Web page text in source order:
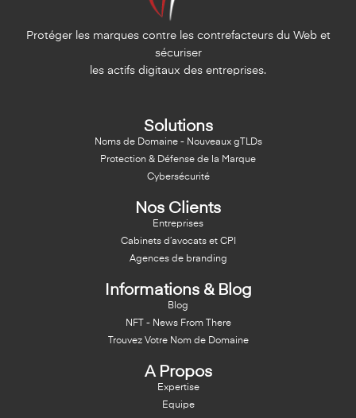
Protéger les marques contre les contrefacteurs du Web et
sécuriser
les actifs digitaux des entreprises.
Solutions
Noms de Domaine - Nouveaux gTLDs
Protection & Défense de la Marque
Cybersécurité
Nos Clients
Entreprises
Cabinets d’avocats et CPI
Agences de branding
Informations & Blog
Blog
NFT - News From There
Trouvez Votre Nom de Domaine
A Propos
Expertise
Equipe